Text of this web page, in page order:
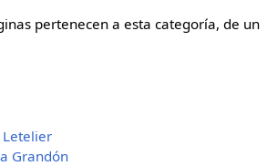
pertenecen a esta categoría, de un
Letelier
Grandón